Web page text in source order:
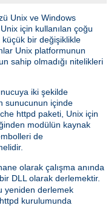
Unix ve Windows
için kullanılan çoğu
bir değişiklikle
Unix platformunun
sahip olmadığı nitelikleri
iki şekilde
sunucunun içinde
httpd paketi, Unix için
modülün kaynak
de
olarak çalışma anında
DLL olarak derlemektir.
yeniden derlemek
kurulumunda